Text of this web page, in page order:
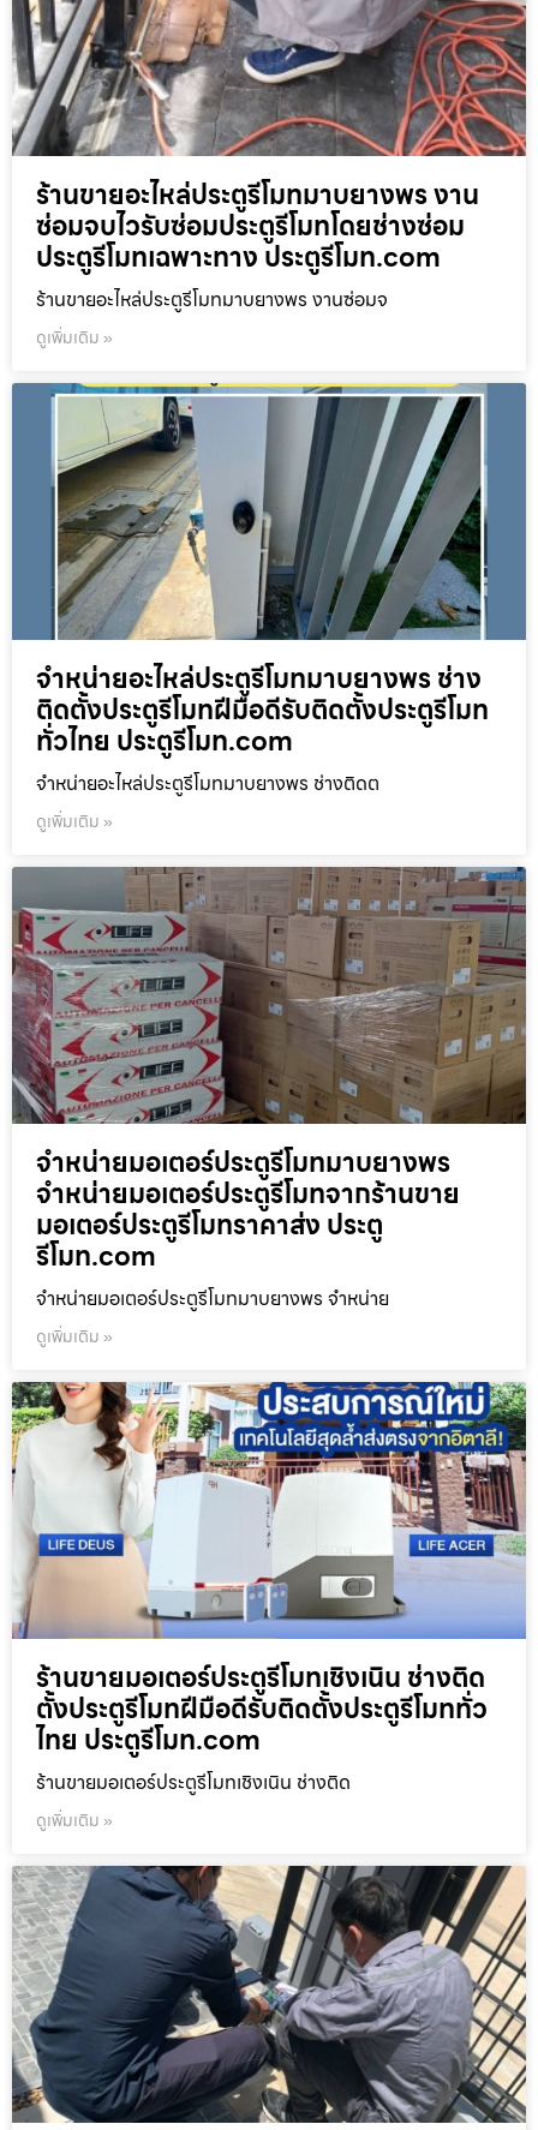
ร้านขายอะไหล่ประตูรีโมทมาบยางพร งาน
ซ่อมจบไวรับซ่อมประตูรีโมทโดยช่างซ่อม
ประตูรีโมทเฉพาะทาง ประตูรีโมท.com
ร้านขายอะไหล่ประตูรีโมทมาบยางพร งานซ่อมจ
ดูเพิ่มเติม »
จำหน่ายอะไหล่ประตูรีโมทมาบยางพร ช่าง
ติดตั้งประตูรีโมทฝีมือดีรับติดตั้งประตูรีโมท
ทั่วไทย ประตูรีโมท.com
จำหน่ายอะไหล่ประตูรีโมทมาบยางพร ช่างติดต
ดูเพิ่มเติม »
จำหน่ายมอเตอร์ประตูรีโมทมาบยางพร
จำหน่ายมอเตอร์ประตูรีโมทจากร้านขาย
มอเตอร์ประตูรีโมทราคาส่ง ประตู
รีโมท.com
จำหน่ายมอเตอร์ประตูรีโมทมาบยางพร จำหน่าย
ดูเพิ่มเติม »
ร้านขายมอเตอร์ประตูรีโมทเชิงเนิน ช่างติด
ตั้งประตูรีโมทฝีมือดีรับติดตั้งประตูรีโมททั่ว
ไทย ประตูรีโมท.com
ร้านขายมอเตอร์ประตูรีโมทเชิงเนิน ช่างติด
ดูเพิ่มเติม »